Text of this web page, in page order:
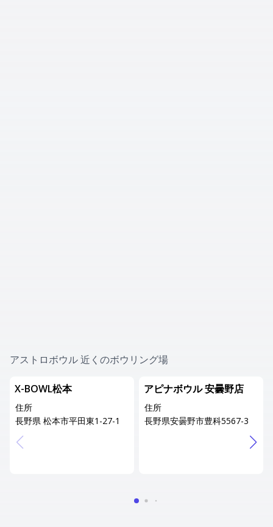
アストロボウル 近くのボウリング場
X-BOWL松本
住所
長野県 松本市平田東1-27-1
アピナボウル 安曇野店
住所
長野県安曇野市豊科5567-3